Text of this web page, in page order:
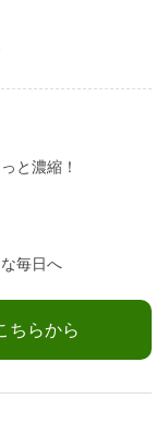
と濃縮！
毎日へ
ちらから